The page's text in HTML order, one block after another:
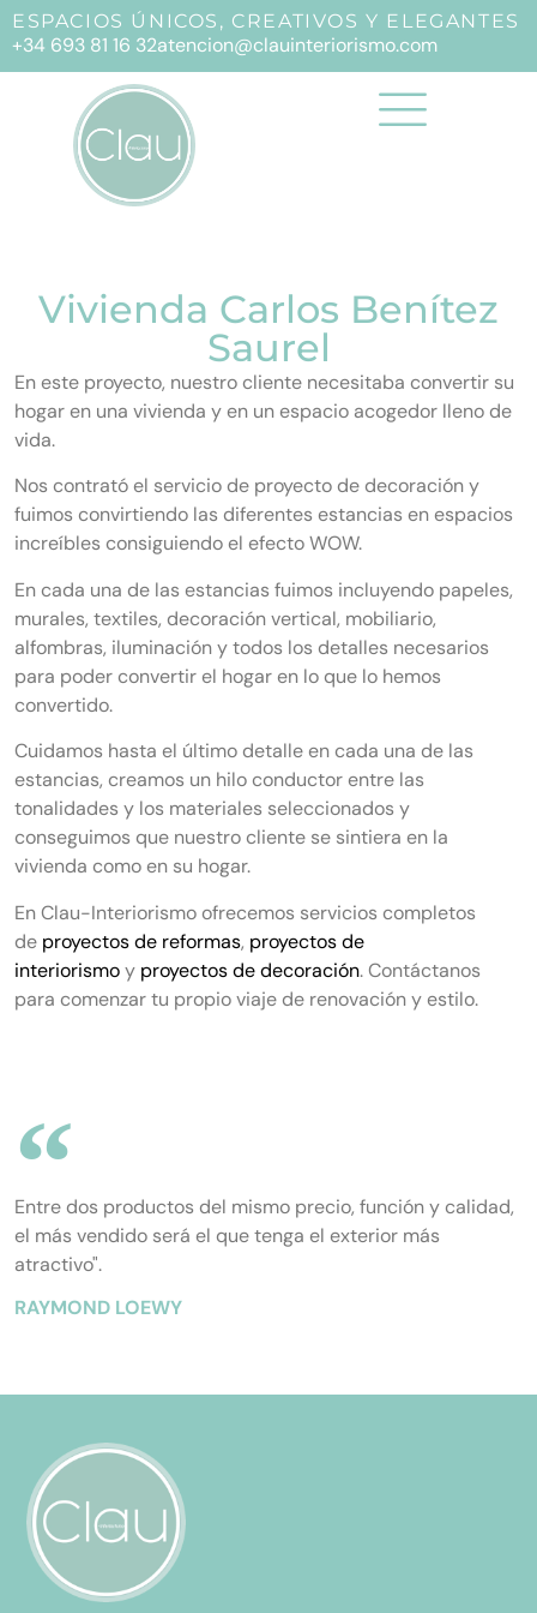
ESPACIOS ÚNICOS, CREATIVOS Y ELEGANTES
+34 693 81 16 32atencion@clauinteriorismo.com
Vivienda Carlos Benítez
Saurel
En este proyecto, nuestro cliente necesitaba convertir su
hogar en una vivienda y en un espacio acogedor lleno de
vida.
Nos contrató el servicio de proyecto de decoración y
fuimos convirtiendo las diferentes estancias en espacios
increíbles consiguiendo el efecto WOW.
En cada una de las estancias fuimos incluyendo papeles,
murales, textiles, decoración vertical, mobiliario,
alfombras, iluminación y todos los detalles necesarios
para poder convertir el hogar en lo que lo hemos
convertido.
Cuidamos hasta el último detalle en cada una de las
estancias, creamos un hilo conductor entre las
tonalidades y los materiales seleccionados y
conseguimos que nuestro cliente se sintiera en la
vivienda como en su hogar.
En Clau-Interiorismo ofrecemos servicios completos
de proyectos de reformas, proyectos de
interiorismoy proyectos de decoración. Contáctanos
para comenzar tu propio viaje de renovación y estilo.
Entre dos productos del mismo precio, función y calidad,
el más vendido será el que tenga el exterior más
atractivo".
RAYMOND LOEWY